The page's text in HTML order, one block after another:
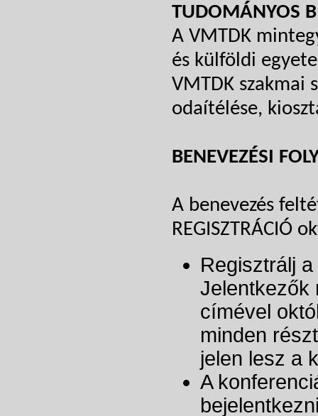
TUDOMÁNYOS
A VMTDK
és külföldi
VMTDK szakmai
odaítélése,
BENEVEZÉSI
A benevezés
REGISZTRÁCIÓ
Regisztrálj a
Jelentkezők
címével
minden
jelen lesz a
A